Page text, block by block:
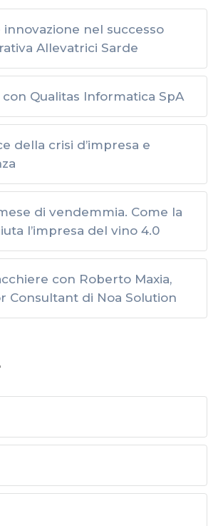
innovazione nel successo
Allevatrici Sarde
Qualitas Informatica SpA
della crisi d’impresa e
di vendemmia. Come la
l’impresa del vino 4.0
con Roberto Maxia,
Consultant di Noa Solution